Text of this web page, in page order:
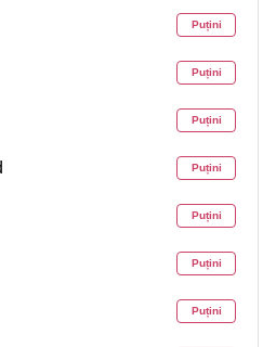
Puțini
Puțini
Puțini
Puțini
Puțini
Puțini
Puțini